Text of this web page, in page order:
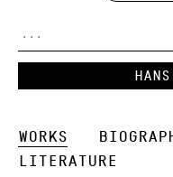
Works
Literature